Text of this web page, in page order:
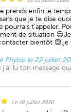
prends enfin le
que je te dise
pourrais t'appeler.
de situation
bientôt 😊.je
Phybie le 22 juillet
j'ai lu ton message
Le 18 juillet 2026